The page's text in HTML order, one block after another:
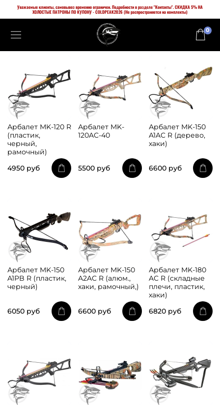
Уважаемые клиенты, самовывоз временно ограничен. Подробности в разделе "Контакты". СКИДКА 5% НА
ХОЛОСТЫЕ ПАТРОНЫ ПО КУПОНУ - COLDPEAK2026 (Не распространяется на комплекты)
0
Арбалет MK-120 R
(пластик,
черный,
рамочный)
4950 руб
Арбалет MK-
120AC-40
5500 руб
Арбалет MK-150
A1AC R (дерево,
хаки)
6600 руб
Арбалет MK-150
A1PB R (пластик,
черный)
6050 руб
Арбалет MK-150
A2AC R (алюм.,
хаки, рамочный,)
6600 руб
Арбалет MK-180
AC R (складные
плечи, пластик,
хаки)
6820 руб